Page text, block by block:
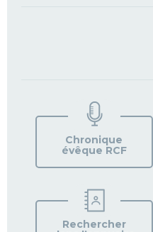
Chronique
évêque RCF
Rechercher